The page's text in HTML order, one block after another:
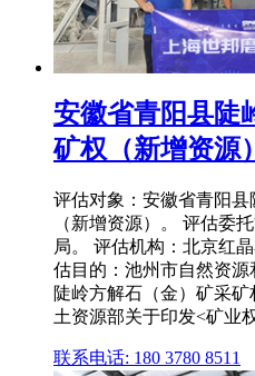
安徽省青阳县陡
矿权（新增资源
评估对象：安徽省青阳
（新增资源）。 评估委
局。 评估机构：北京红
估目的：池州市自然资
陡岭方解石（金）矿采
土资源部关于印发<矿业
联系电话: 180 3780 8511